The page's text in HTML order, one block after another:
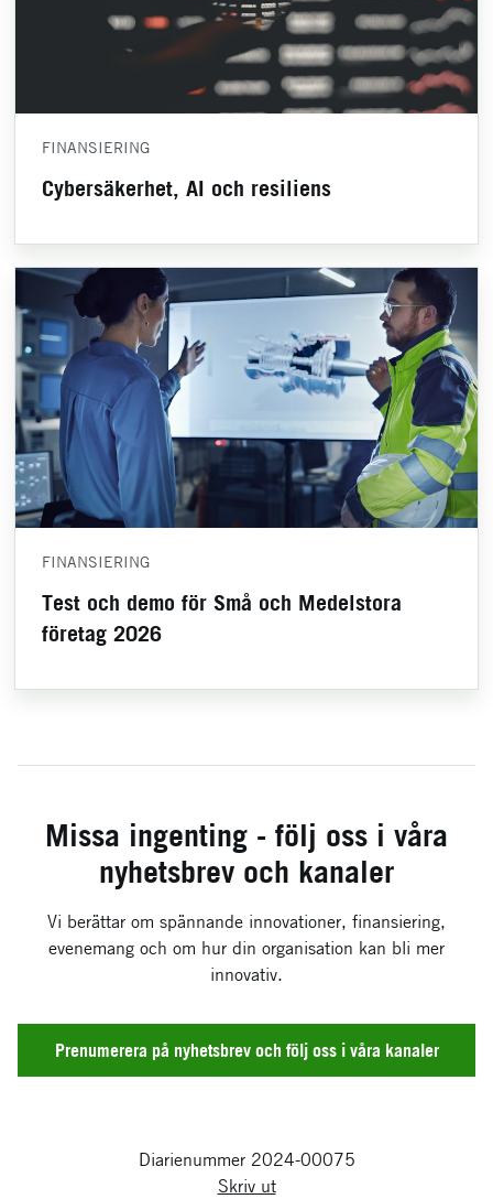
FINANSIERING
Cybersäkerhet, AI och resiliens
FINANSIERING
Test och demo för Små och Medelstora
företag 2026
Missa ingenting - följ oss i våra
nyhetsbrev och kanaler
Vi berättar om spännande innovationer, finansiering,
evenemang och om hur din organisation kan bli mer
innovativ.
Prenumerera på nyhetsbrev och följ oss i våra kanaler
Diarienummer 2024-00075
Skriv ut